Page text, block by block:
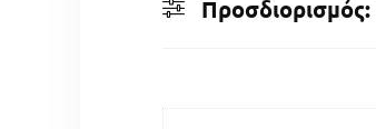
Προσδιορισμός: